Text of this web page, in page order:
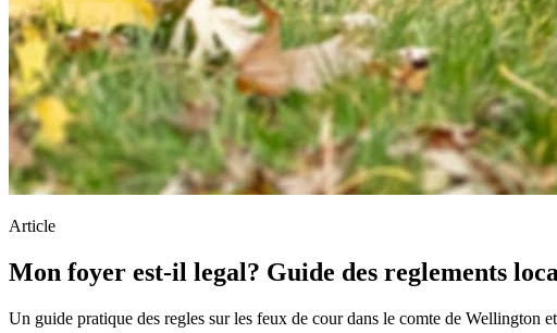
Article
Mon foyer est-il legal? Guide des reglements
Un guide pratique des regles sur les feux de cour dans le comte de Wellington